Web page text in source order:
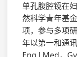
单孔腹腔镜在
然科学青年基
项，参与多项
年以第一和通